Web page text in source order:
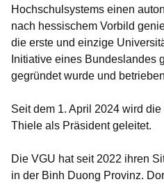
Hochschulsystems einen
nach hessischem Vorbild
die erste und einzige
Initiative eines Bundeslandes
gegründet wurde und
Seit dem 1. April 2024 wird
Thiele als Präsident geleitet.
Die VGU hat seit 2022 ihren
in der Binh Duong Provinz.